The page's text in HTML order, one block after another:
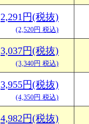
2,291円(税抜)
(2,520円 税込)
3,037円(税抜)
(3,340円 税込)
3,955円(税抜)
(4,350円 税込)
4,982円(税抜)